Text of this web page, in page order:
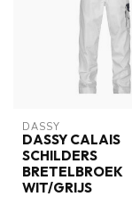
DASSY
DASSY CALAIS
SCHILDERS
BRETELBROEK
WIT/GRIJS